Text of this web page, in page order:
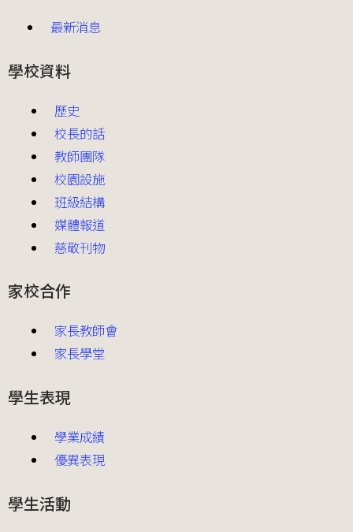
最新消息
學校資料
歷史
校長的話
教師團隊
校園設施
班級結構
媒體報道
慈敬刊物
家校合作
家長教師會
家長學堂
學生表現
學業成績
優異表現
學生活動